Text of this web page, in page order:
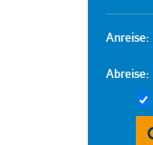
Anreise:
Abreise: